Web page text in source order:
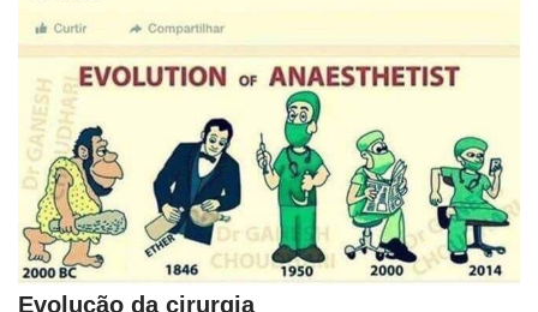
Evolução da cirurgia